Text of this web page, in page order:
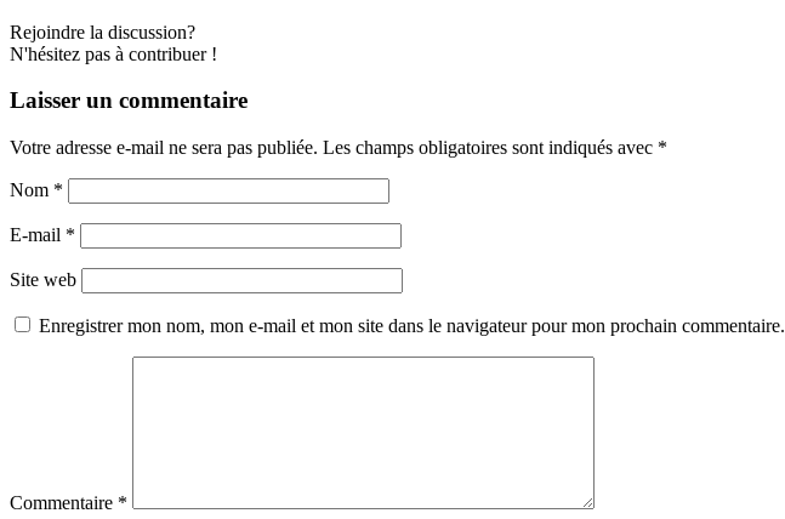
Rejoindre la discussion?
N'hésitez pas à contribuer !
Laisser un commentaire
Votre adresse e-mail ne sera pas publiée. Les champs obligatoires sont indiqués avec *
Nom *
E-mail *
Site web
Enregistrer mon nom, mon e-mail et mon site dans le navigateur pour mon prochain commentaire.
Commentaire *